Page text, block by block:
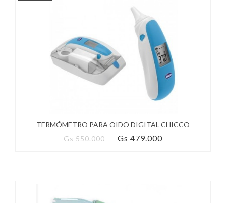
TERMÓMETRO PARA OIDO DIGITAL CHICCO
Gs 550.000
Gs 479.000